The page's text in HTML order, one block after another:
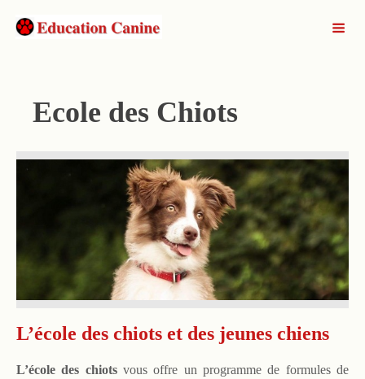
Ecole des Chiots
L’école des chiots et des jeunes chiens
L’école des chiotsvous offre un programme de formules de